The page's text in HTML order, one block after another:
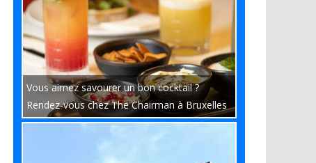
Vous aimez savourer un bon cocktail ?
Rendez-vous chez The Chairman à Bruxelles